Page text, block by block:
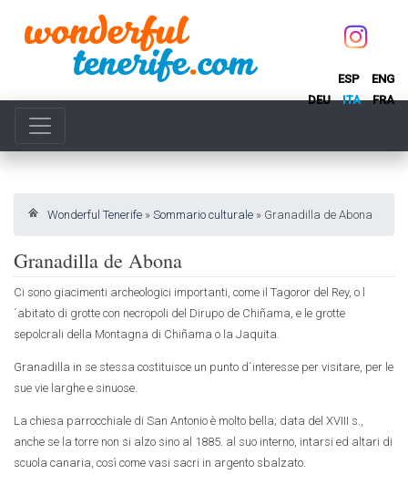
ESP
ENG
DEU
ITA FRA
Wonderful Tenerife » Sommario culturale » Granadilla de Abona
Granadilla de Abona
Ci sono giacimenti archeologici importanti, come il Tagoror del Rey, o l
´abitato di grotte con necropoli del Dirupo de Chiñama, e le grotte
sepolcrali della Montagna di Chiñama o la Jaquita.
Granadilla in se stessa costituisce un punto d´interesse per visitare, per le
sue vie larghe e sinuose.
La chiesa parrocchiale di San Antonio è molto bella; data del XVIII s.,
anche se la torre non si alzo sino al 1885. al suo interno, intarsi ed altari di
scuola canaria, così come vasi sacri in argento sbalzato.